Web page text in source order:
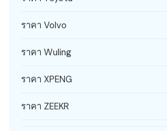
ราคา Volvo
ราคา Wuling
ราคา XPENG
ราคา ZEEKR